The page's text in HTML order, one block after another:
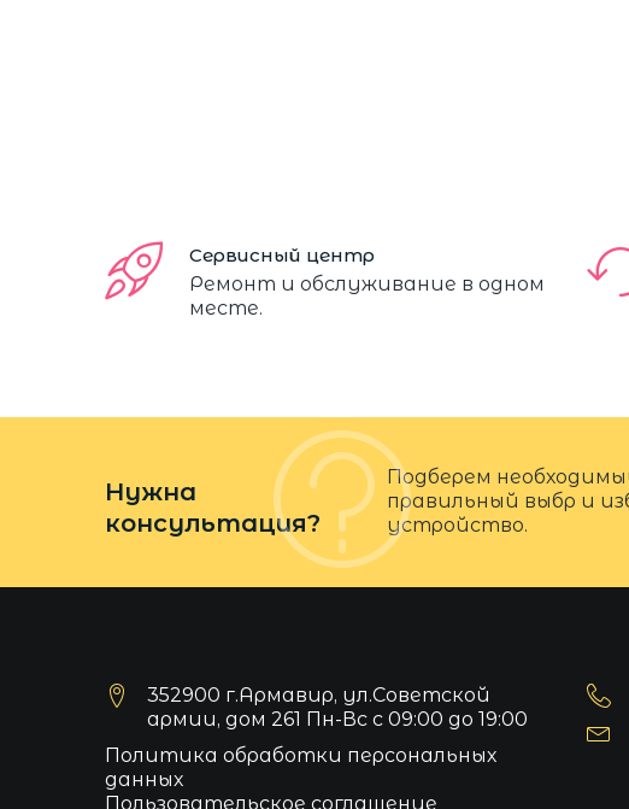
Сервисный центр
Ремонт и обслуживание в одном
месте.
Нужна
консультация?
Подберем
правильный выбр и
устройство.
352900 г.Армавир, ул.Советской
армии, дом 261 Пн-Вс с 09:00 до 19:00
Политика обработки персональных
данных
Пользовательское соглашение